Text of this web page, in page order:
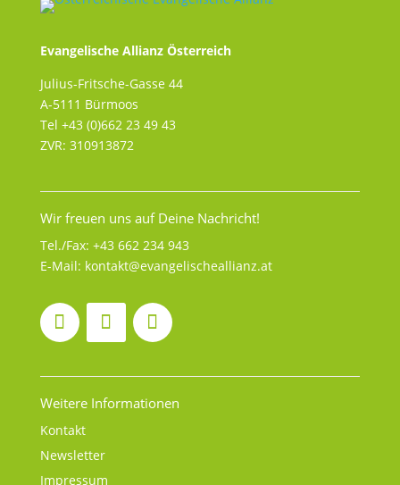
Evangelische Allianz Österreich
Julius-Fritsche-Gasse 44
A-5111 Bürmoos
Tel +43 (0)662 23 49 43
ZVR: 310913872
Wir freuen uns auf Deine Nachricht!
Tel./Fax: +43 662 234 943
E-Mail: kontakt@evangelischeallianz.at
Weitere Informationen
Kontakt
Newsletter
Impressum